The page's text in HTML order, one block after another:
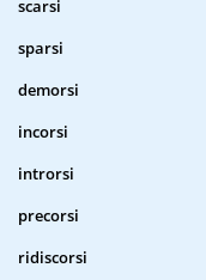
scarsi
sparsi
demorsi
incorsi
introrsi
precorsi
ridiscorsi